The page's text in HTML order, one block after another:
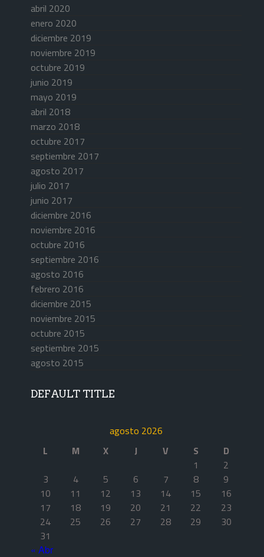
abril 2020
enero 2020
diciembre 2019
noviembre 2019
octubre 2019
junio 2019
mayo 2019
abril 2018
marzo 2018
octubre 2017
septiembre 2017
agosto 2017
julio 2017
junio 2017
diciembre 2016
noviembre 2016
octubre 2016
septiembre 2016
agosto 2016
febrero 2016
diciembre 2015
noviembre 2015
octubre 2015
septiembre 2015
agosto 2015
DEFAULT TITLE
agosto 2026
L
M X J V S
D
1
2
3
4 5 6 7 8
9
10
11 12 13 14 15
16
17
18 19 20 21 22
23
24
25 26 27 28 29
30
31
« Abr